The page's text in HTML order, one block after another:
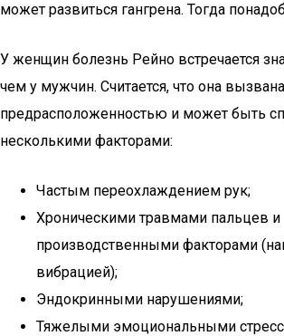
может развиться гангрена. Тогда
У женщин болезнь Рейно встречается
чем у мужчин. Считается, что она
предрасположенностью и может быть
несколькими факторами:
Частым переохлаждением рук;
Хроническими травмами пальцев и
производственными факторами
вибрацией);
Эндокринными нарушениями;
Тяжелыми эмоциональными